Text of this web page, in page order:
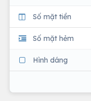
Số mặt tiền
Số mặt hẻm
Hình dáng